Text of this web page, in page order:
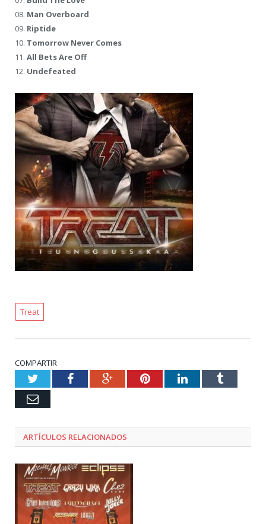
08. Man Overboard
09. Riptide
10. Tomorrow Never Comes
11. All Bets Are Off
12. Undefeated
Treat
COMPARTIR
TwitterFacebookGoogle+PinterestLinkedInTumblr
Email
ARTÍCULOS RELACIONADOS